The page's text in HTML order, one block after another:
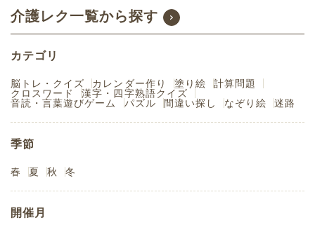
介護レク一覧から探す
カテゴリ
脳トレ・クイズ カレンダー作り 塗り絵
計算問題
クロスワード
漢字・四字熟語クイズ
音読・言葉遊びゲーム
パズル 間違い探し なぞり絵 迷路
季節
春 夏 秋 冬
開催月